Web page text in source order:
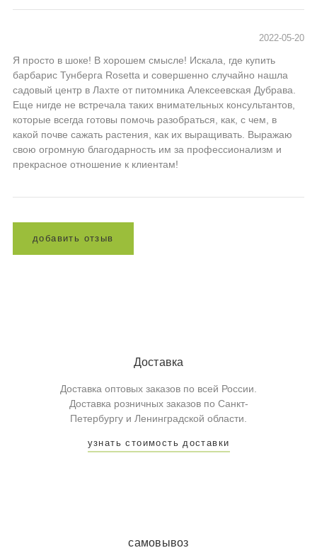
2022-05-20
Я просто в шоке! В хорошем смысле! Искала, где купить
барбарис Тунберга Rosetta и совершенно случайно нашла
садовый центр в Лахте от питомника Алексеевская Дубрава.
Еще нигде не встречала таких внимательных консультантов,
которые всегда готовы помочь разобраться, как, с чем, в
какой почве сажать растения, как их выращивать. Выражаю
свою огромную благодарность им за профессионализм и
прекрасное отношение к клиентам!
доба вит ь отз ыв
Доставка
Доставка оптовых заказов по всей России.
Доставка розничных заказов по Санкт-
Петербургу и Ленинградской области.
узнать стоимость доставки
самовывоз